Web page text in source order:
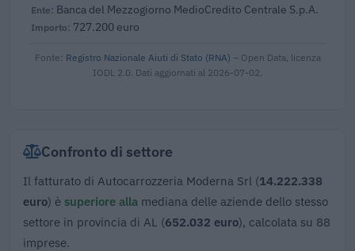
Banca del Mezzogiorno MedioCredito Centrale S.p.A.
727.200 euro
Fonte: Registro Nazionale Aiuti di Stato (RNA) – Open Data, licenza
IODL 2.0. Dati aggiornati al 2026-07-02.
Confronto di settore
Il fatturato di Autocarrozzeria Moderna Srl (14.222.338
euro) è superiore alla mediana delle aziende dello stesso
settore in provincia di AL (652.032 euro), calcolata su 88
imprese.